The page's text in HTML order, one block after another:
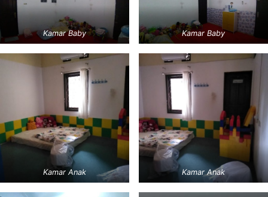
Kamar Baby Kamar Baby
Kamar Anak Kamar Anak